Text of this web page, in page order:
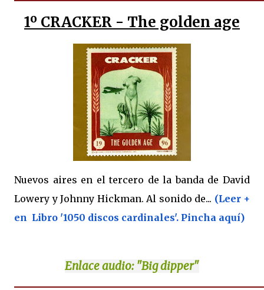
1º CRACKER - The golden age
Nuevos aires en el tercero de la banda de David
Lowery y Johnny Hickman. Al sonido de... (Leer +
en Libro '1050 discos cardinales'. Pincha aquí)
Enlaceaudio: "Big dipper"